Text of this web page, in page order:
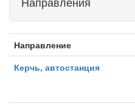
Направление
Керчь, автостанция